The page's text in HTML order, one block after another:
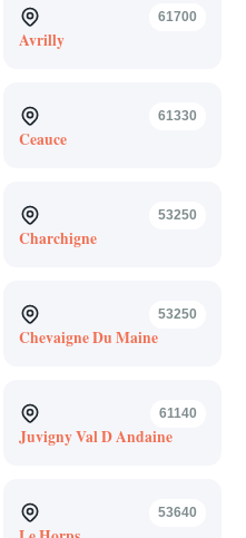
61700
Avrilly
61330
Ceauce
53250
Charchigne
53250
Chevaigne Du Maine
61140
Juvigny Val D Andaine
53640